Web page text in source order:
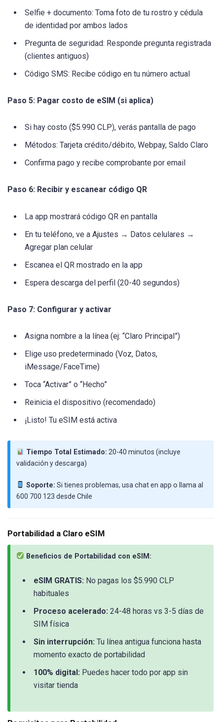
Selfie + documento: Toma foto de tu rostro y cédula
de identidad por ambos lados
Pregunta de seguridad: Responde pregunta registrada
(clientes antiguos)
Código SMS: Recibe código en tu número actual
Paso 5: Pagar costo de eSIM (si aplica)
Si hay costo ($5.990 CLP), verás pantalla de pago
Métodos: Tarjeta crédito/débito, Webpay, Saldo Claro
Confirma pago y recibe comprobante por email
Paso 6: Recibir y escanear código QR
La app mostrará código QR en pantalla
En tu teléfono, ve a Ajustes → Datos celulares →
Agregar plan celular
Escanea el QR mostrado en la app
Espera descarga del perfil (20-40 segundos)
Paso 7: Configurar y activar
Asigna nombre a la línea (ej: “Claro Principal”)
Elige uso predeterminado (Voz, Datos,
iMessage/FaceTime)
Toca “Activar” o “Hecho”
Reinicia el dispositivo (recomendado)
¡Listo! Tu eSIM está activa
Tiempo Total Estimado: 20-40 minutos (incluye
validación y descarga)
Soporte: Si tienes problemas, usa chat en app o llama al
600 700 123 desde Chile
Portabilidad a Claro eSIM
Beneficios de Portabilidad con eSIM:
eSIM GRATIS: No pagas los $5.990 CLP
habituales
Proceso acelerado: 24-48 horas vs 3-5 días de
SIM física
Sin interrupción: Tu línea antigua funciona hasta
momento exacto de portabilidad
100% digital: Puedes hacer todo por app sin
visitar tienda